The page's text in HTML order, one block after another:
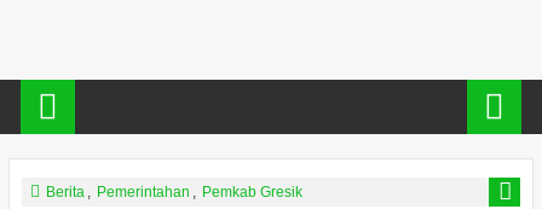
Berita , Pemerintahan , Pemkab Gresik